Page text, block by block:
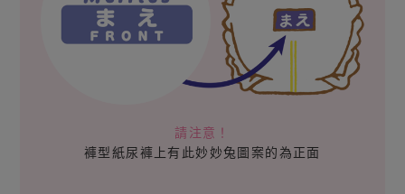
請注意！
褲型紙尿褲上有此妙妙兔圖案的為正面